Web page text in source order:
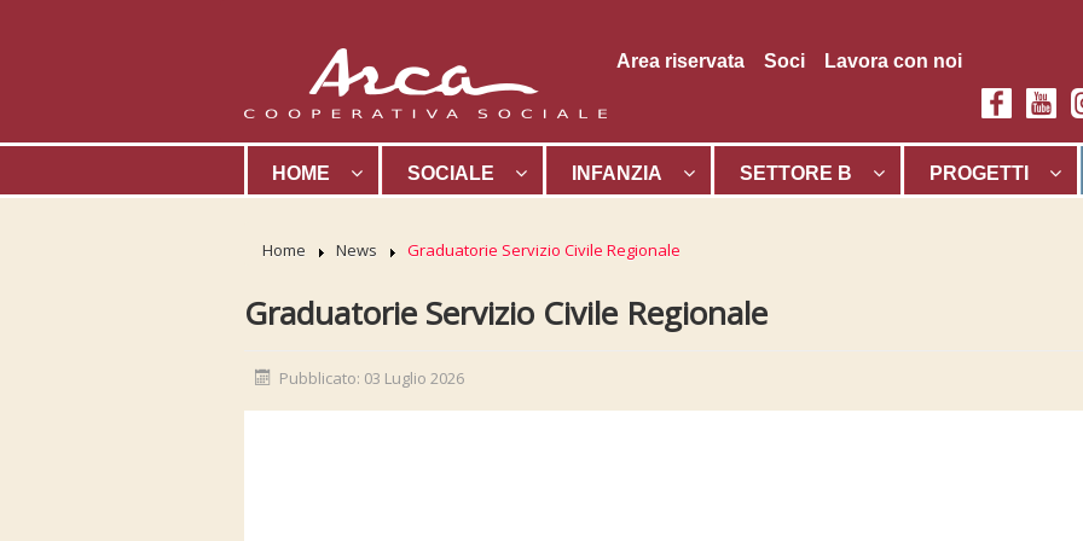
Area riservata Soci Lavora con noi
HOME SOCIALE INFANZIA SETTORE B PROGETTI
Home News Graduatorie Servizio Civile Regionale
Graduatorie Servizio Civile Regionale
Pubblicato: 03 Luglio 2026